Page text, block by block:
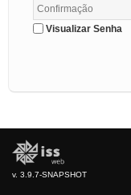
Visualizar Senha
v. 3.9.7-SNAPSHOT